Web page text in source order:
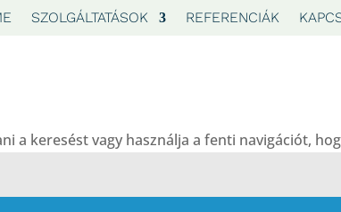
SZOLGÁLTATÁSOK REFERENCIÁK
a keresést vagy használja a fenti navigációt,